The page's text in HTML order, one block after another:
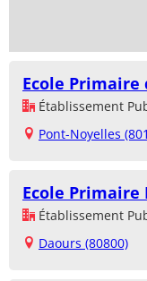
Ecole Primaire
Établissement
Pont-Noyelles
Ecole Primaire
Établissement
Daours (80800)